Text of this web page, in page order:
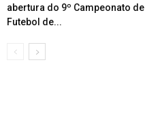
abertura do 9º Campeonato de
Futebol de...